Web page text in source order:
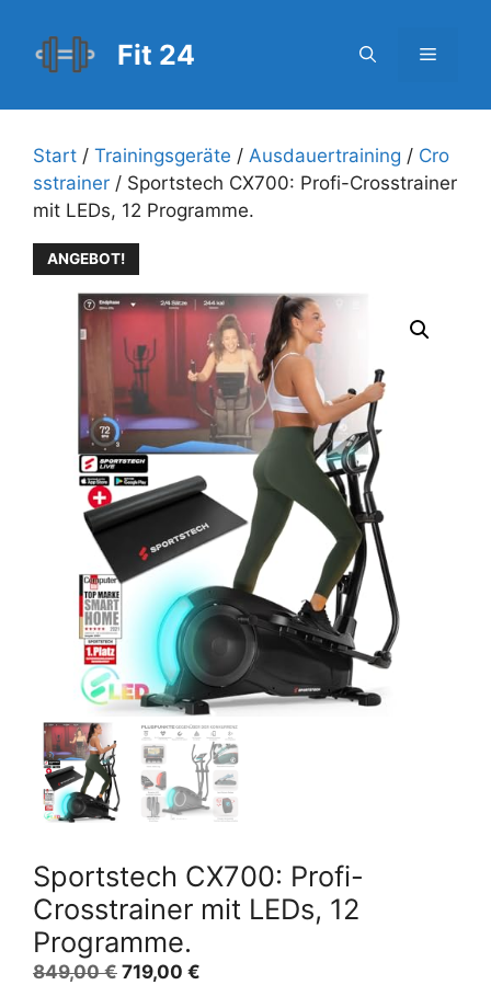
Inhalt
springen
Fit 24 Menü
Start / Trainingsgeräte / Ausdauertraining / Cro
sstrainer / Sportstech CX700: Profi-Crosstrainer
mit LEDs, 12 Programme.
ANGEBOT!
Sportstech CX700: Profi-
Crosstrainer mit LEDs, 12
Programme.
849,00€ Ursprünglicher
719,00 €